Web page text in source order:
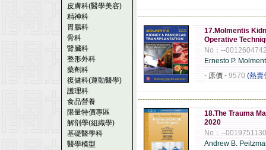
皮膚科(醫學美容)
精神科
胃腸科
骨科
腎臟科
整形外科
藥劑科
復健科(運動醫學)
護理科
食品營養
限量特價專區
解剖學(組織學)
基礎醫學科
醫學模型
17.Molmentis
Operative
No：--
Ernesto P.
- 原價 - 9570 (熱賣
18.The Trauma
2020
No：--
Andrew B.